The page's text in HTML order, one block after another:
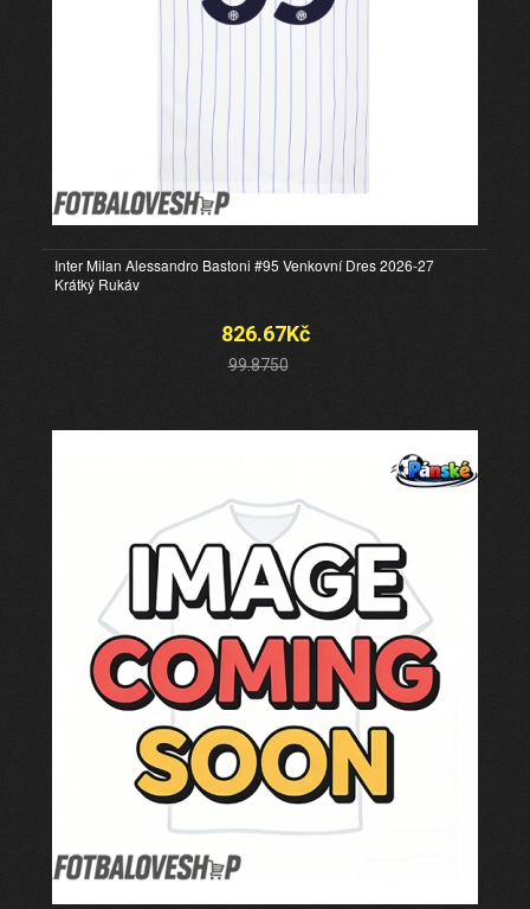
Inter Milan Alessandro Bastoni #95 Venkovní Dres 2026-27
Krátký Rukáv
826.67Kč
99.8750